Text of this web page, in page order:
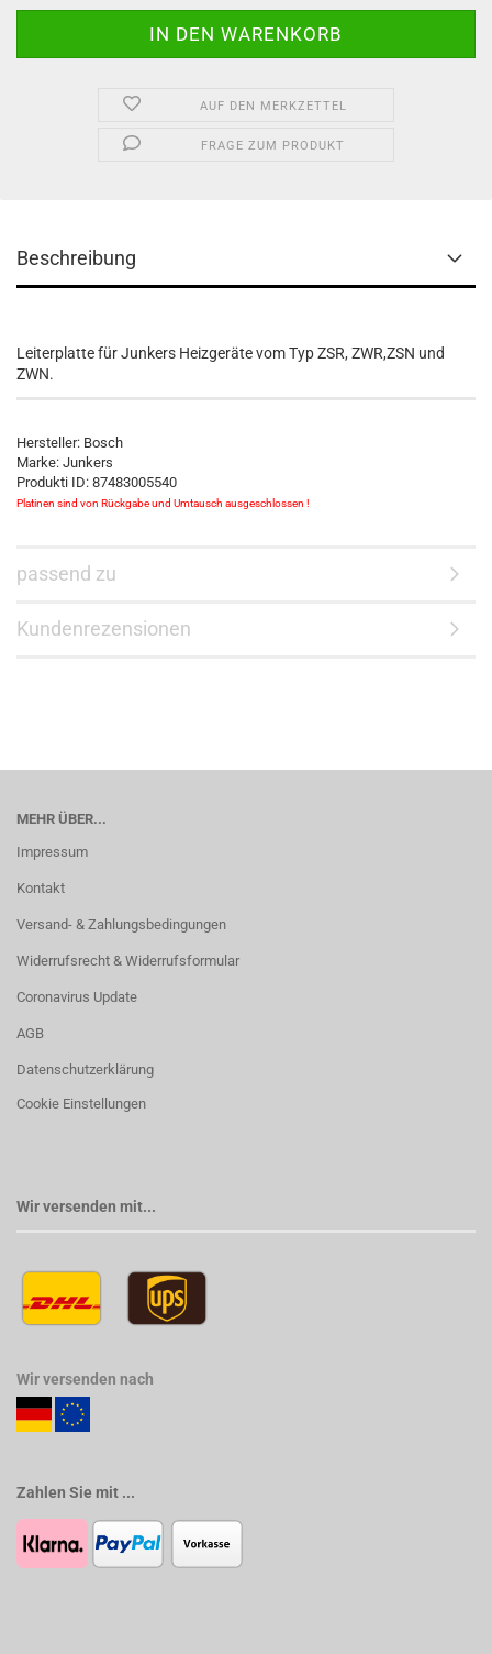
AUF DEN MERKZETTEL
FRAGE ZUM PRODUKT
Beschreibung
Leiterplatte für Junkers Heizgeräte vom Typ ZSR, ZWR,ZSN und
ZWN.
Hersteller: Bosch
Marke: Junkers
Produkti ID: 87483005540
Platinen sind von Rückgabe und Umtausch ausgeschlossen !
passend zu
Kundenrezensionen
MEHR ÜBER...
Impressum
Kontakt
Versand- & Zahlungsbedingungen
Widerrufsrecht & Widerrufsformular
Coronavirus Update
AGB
Datenschutzerklärung
Cookie Einstellungen
Wir versenden mit...
Wir versenden nach
Zahlen Sie mit ...